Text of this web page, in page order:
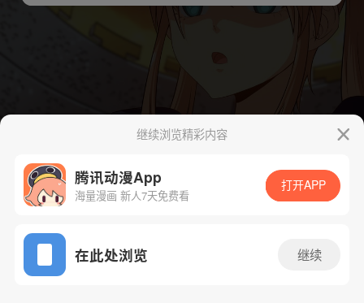
App免费看
下一话
继续浏览精彩内容
腾讯动漫App
海量漫画 新人7天免费看
打开APP
在此处浏览 继续